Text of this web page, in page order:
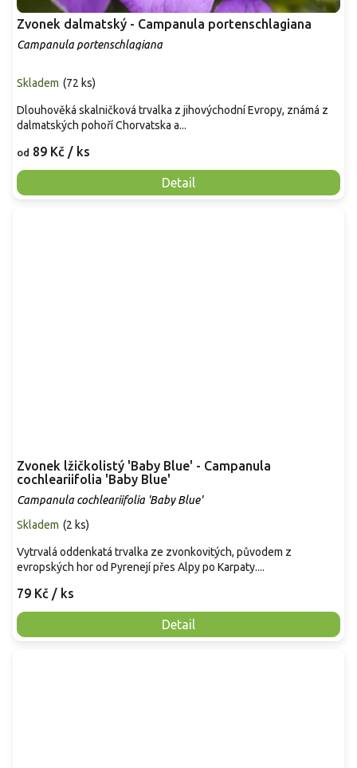
Zvonek dalmatský - Campanula portenschlagiana
Campanula portenschlagiana
Skladem (72 ks)
od 89 Kč / ks
Detail
Dlouhověká skalničková trvalka z jihovýchodní Evropy, známá z
dalmatských pohoří Chorvatska a...
Zvonek lžičkolistý 'Baby Blue' - Campanula
cochleariifolia 'Baby Blue'
Campanula cochleariifolia 'Baby Blue'
Skladem (2 ks)
79 Kč / ks
Detail
Vytrvalá oddenkatá trvalka ze zvonkovitých, původem z
evropských hor od Pyrenejí přes Alpy po Karpaty....